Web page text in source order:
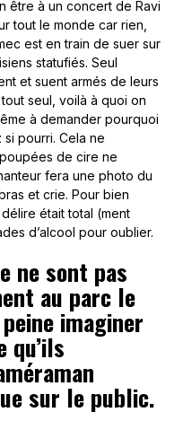
être à un concert de Ravi
tout le monde car rien,
est en train de suer sur
statufiés. Seul
et suent armés de leurs
seul, voilà à quoi on
à demander pourquoi
pourri. Cela ne
de cire ne
fera une photo du
et crie. Pour bien
était total (ment
d’alcool pour oublier.
ne sont pas
au parc le
imaginer
qu’ils
sur le public.